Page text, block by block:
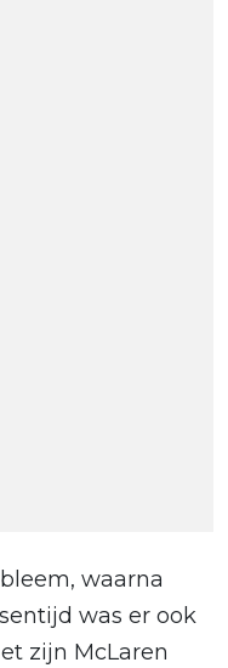
waarna
was er ook
zijn McLaren